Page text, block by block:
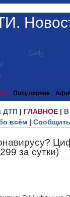
Популярное
ДТП| ГЛАВНОЕ|
всём |
за сутки)